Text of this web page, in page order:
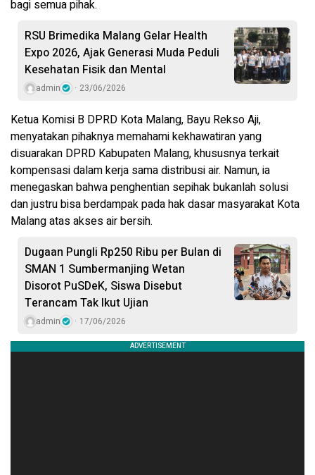
bagi semua pihak.
RSU Brimedika Malang Gelar Health
Expo 2026, Ajak Generasi Muda Peduli
Kesehatan Fisik dan Mental
admin 23/06/2026
Ketua Komisi B DPRD Kota Malang, Bayu Rekso Aji,
menyatakan pihaknya memahami kekhawatiran yang
disuarakan DPRD Kabupaten Malang, khususnya terkait
kompensasi dalam kerja sama distribusi air. Namun, ia
menegaskan bahwa penghentian sepihak bukanlah solusi
dan justru bisa berdampak pada hak dasar masyarakat Kota
Malang atas akses air bersih.
Dugaan Pungli Rp250 Ribu per Bulan di
SMAN 1 Sumbermanjing Wetan
Disorot PuSDeK, Siswa Disebut
Terancam Tak Ikut Ujian
admin 17/06/2026